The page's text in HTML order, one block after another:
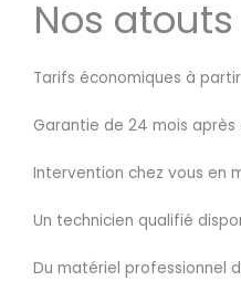
Nos atouts
Tarifs économiques à
Garantie de 24 mois
Intervention chez vous en
Un technicien qualifié
Du matériel professionnel